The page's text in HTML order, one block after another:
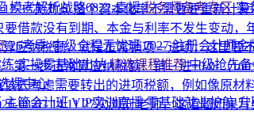
模考解析战略0822-袁媛税务师备考专区实
26考季·中级全程无忧班2027·注册会计师
练实操零基础出纳精选课程推荐中级抢先
课中心
主管会计班VIP实训直播零基础就业护航升
32次浏览这个资本化率不需要要重新计
借款没有到期、本金与利率不发生变动
应纳税额，就是正常销项－进项，这里要
第一步正常算应纳税额：销－进=0-0-（
去考虑需要转出的进项税额，例如像原材
08-07 14:1127次浏览老师，这道题如果